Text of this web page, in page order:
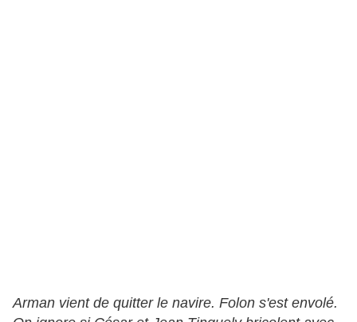
Arman vient de quitter le navire. Folon s'est envolé.